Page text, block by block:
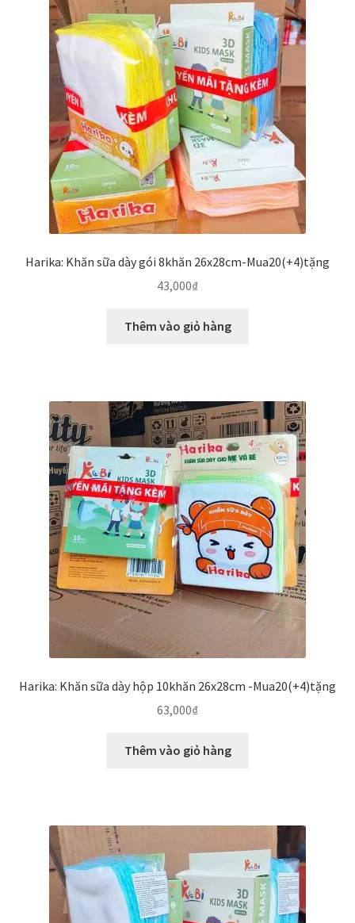
Harika: Khăn sữa dày gói 8khăn 26x28cm-Mua20(+4)tặng
43,000₫
Thêm vào giỏ hàng
Harika: Khăn sữa dày hộp 10khăn 26x28cm -Mua20(+4)tặng
63,000₫
Thêm vào giỏ hàng